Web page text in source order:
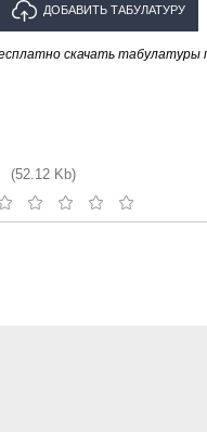
ДОБАВИТЬ ТАБУЛАТУРУ
ИСПОЛНИТЕЛЯ "PASTILLA"
скачать табулатуры
(52.12 Kb)